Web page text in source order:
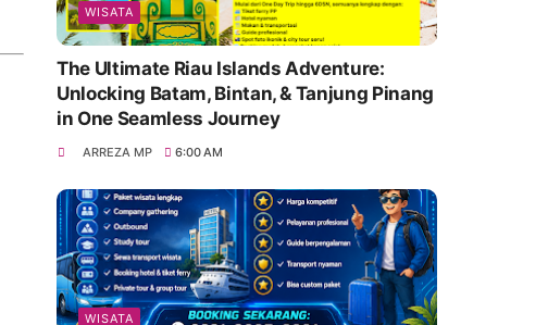
WISATA
The Ultimate Riau Islands Adventure:
Unlocking Batam, Bintan, & Tanjung Pinang
in One Seamless Journey
ARREZA MP 6:00 AM
WISATA